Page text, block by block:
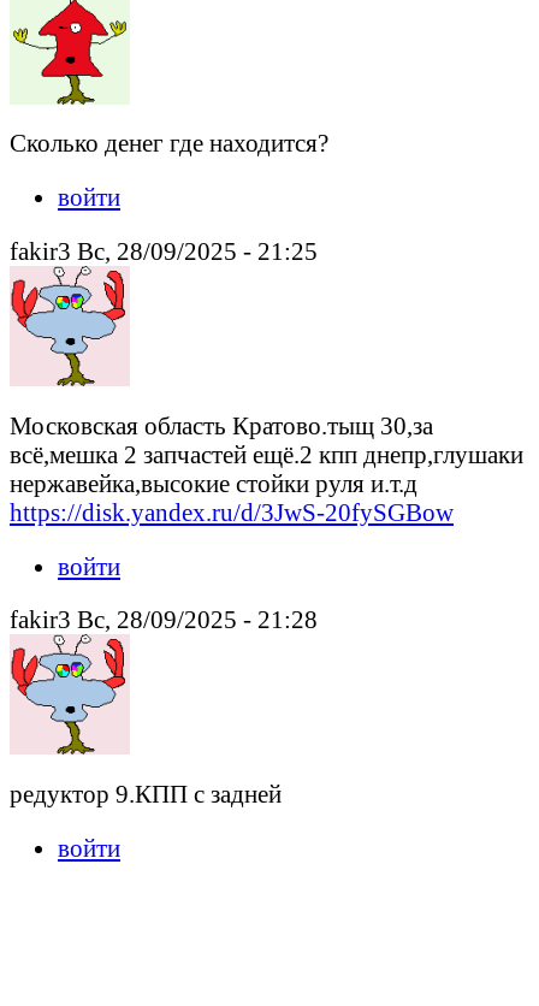
Сколько денег где находится?
войти
fakir3 Вс, 28/09/2025 - 21:25
Московская область Кратово.тыщ 30,за
всё,мешка 2 запчастей ещё.2 кпп днепр,глушаки
нержавейка,высокие стойки руля и.т.д
https://disk.yandex.ru/d/3JwS-20fySGBow
войти
fakir3 Вс, 28/09/2025 - 21:28
редуктор 9.КПП с задней
войти